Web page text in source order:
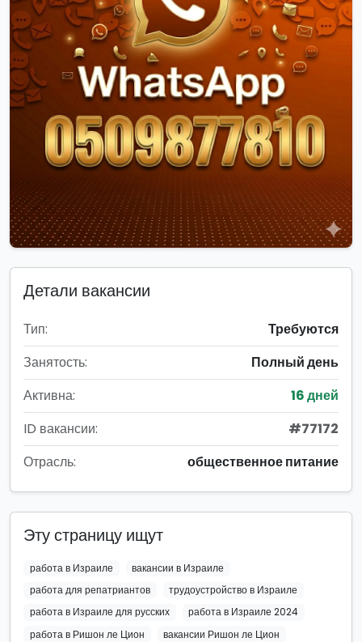
Детали вакансии
Тип:
Требуются
Занятость:
Полный день
Активна:
16 дней
ID вакансии:
#77172
Отрасль:
общественное питание
Эту страницу ищут
работа в Израиле
вакансии в Израиле
работа для репатриантов
трудоустройство в Израиле
работа в Израиле для русских
работа в Израиле 2024
работа в Ришон ле Цион
вакансии Ришон ле Цион